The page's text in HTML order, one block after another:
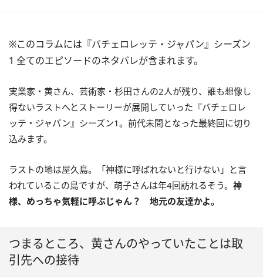
※このコラムには『バチェロレッテ・ジャパン』シーズン
1 全てのエピソードのネタバレが含まれます。
実業家・黄さん、芸術家・杉田さんの2人が残り、誰も想像し
得ないラストへとストーリーが展開していった『バチェロレ
ッテ・ジャパン』シーズン1。前代未聞となった最終回に切り
込みます。
ラストの地は屋久島。「神様に呼ばれないと行けない」と言
われているこの島ですが、萌子さんは年4回訪れるそう。 神
様、めっちゃ気軽に呼ぶじゃん？ 地元の友達かよ。
つまるところ、黄さんのやっていたことは取
引先への接待